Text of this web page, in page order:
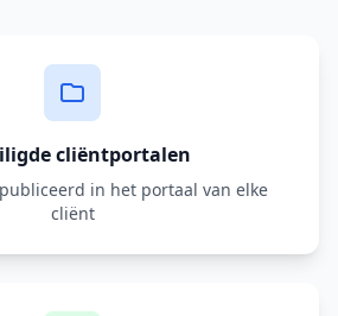
cliëntportalen
in het portaal van elke
cliënt